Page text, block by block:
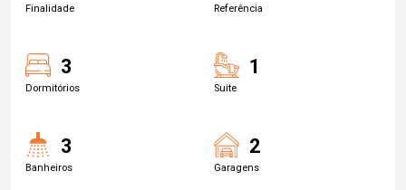
Finalidade Referência
3
Dormitórios
1
Suite
3
Banheiros
2
Garagens